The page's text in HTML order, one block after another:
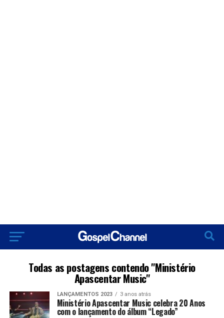
Todas as postagens contendo "Ministério
Apascentar Music"
LANÇAMENTOS 2023 3 anos atrás
Ministério Apascentar Music celebra 20 Anos
com o lançamento do álbum “Legado”